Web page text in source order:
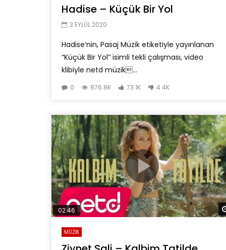
Hadise – Küçük Bir Yol
3 EYLÜL 2020
Hadise’nin, Pasaj Müzik etiketiyle yayınlanan
“Küçük Bir Yol” isimli tekli çalışması, video
klibiyle netd müzik...
0 876.8K 73.1K 4.4K
02:46
MÜZİK